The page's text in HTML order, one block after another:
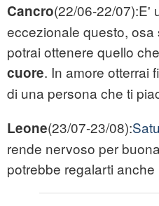
Cancro(22/06-22/07):E'
eccezionale questo,
potrai ottenere quello
cuore. In amore otterrai
di una persona che ti
Leone(23/07-23/08):
rende nervoso per
potrebbe regalarti